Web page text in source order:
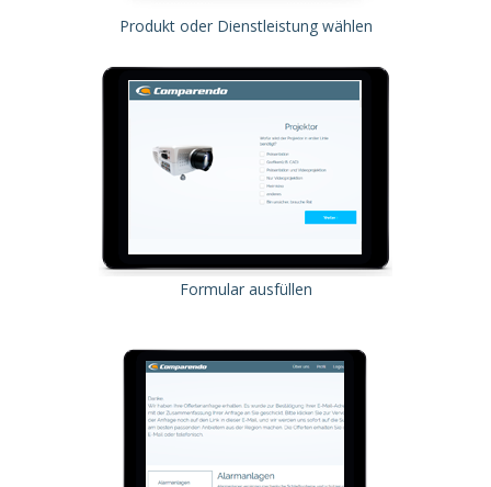
Produkt oder Dienstleistung wählen
Formular ausfüllen